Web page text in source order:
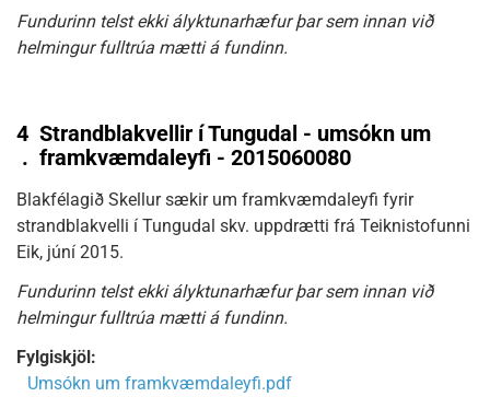
Fundurinn telst ekki ályktunarhæfur þar sem innan við
helmingur fulltrúa mætti á fundinn.
4
.
Strandblakvellir í Tungudal - umsókn um
framkvæmdaleyfi - 2015060080
Blakfélagið Skellur sækir um framkvæmdaleyfi fyrir
strandblakvelli í Tungudal skv. uppdrætti frá Teiknistofunni
Eik, júní 2015.
Fundurinn telst ekki ályktunarhæfur þar sem innan við
helmingur fulltrúa mætti á fundinn.
Fylgiskjöl:
Umsókn um framkvæmdaleyfi.pdf